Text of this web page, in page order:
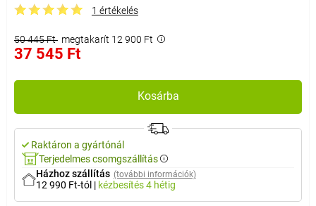
1 értékelés
50 445 Ft megtakarít 12 900 Ft
37 545 Ft
Kosárba
Raktáron a gyártónál
Terjedelmes csomgszállítás
Házhoz szállítás (további információk)
12 990 Ft-tól | kézbesítés4 hétig